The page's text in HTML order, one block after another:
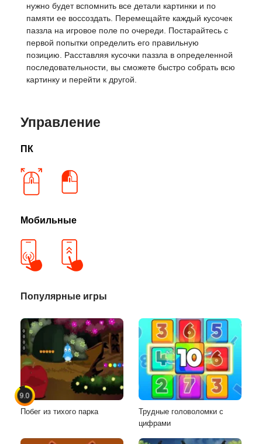
нужно будет вспомнить все детали картинки и по
памяти ее воссоздать. Перемещайте каждый кусочек
паззла на игровое поле по очереди. Постарайтесь с
первой попытки определить его правильную
позицию. Расставляя кусочки паззла в определенной
последовательности, вы сможете быстро собрать всю
картинку и перейти к другой.
Управление
ПК
Мобильные
Популярные игры
9.0
Побег из тихого парка
Трудные головоломки с
цифрами